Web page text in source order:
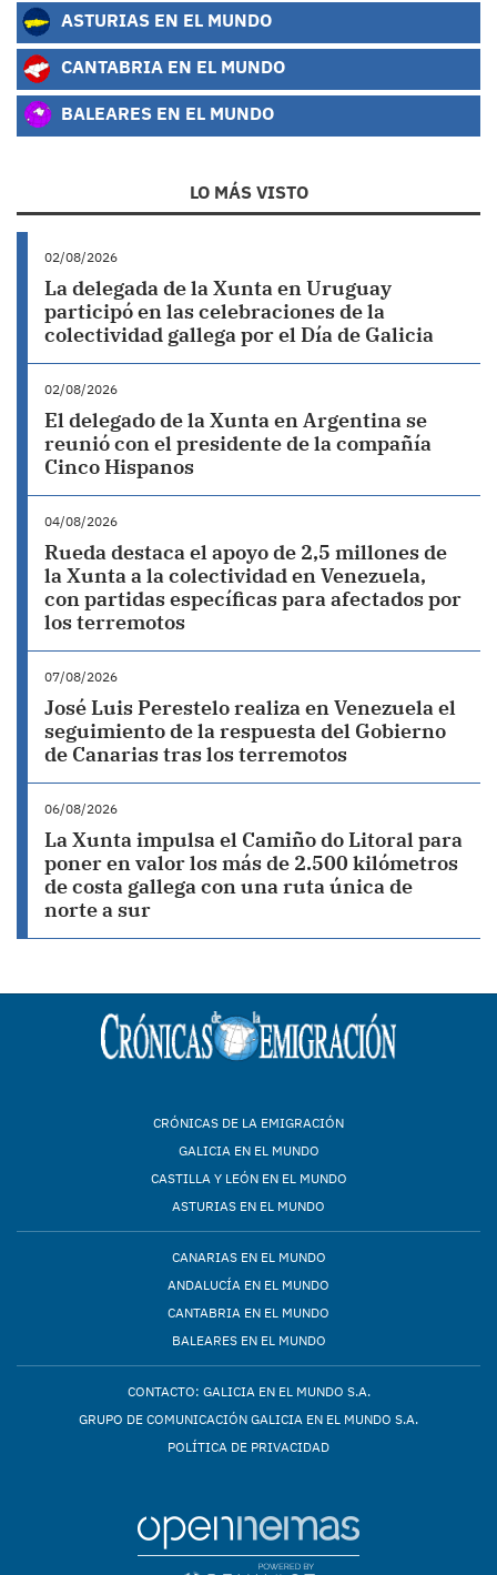
ASTURIAS EN EL MUNDO
CANTABRIA EN EL MUNDO
BALEARES EN EL MUNDO
LO MÁS VISTO
02/08/2026
La delegada de la Xunta en Uruguay
participó en las celebraciones de la
colectividad gallega por el Día de Galicia
02/08/2026
El delegado de la Xunta en Argentina se
reunió con el presidente de la compañía
Cinco Hispanos
04/08/2026
Rueda destaca el apoyo de 2,5 millones de
la Xunta a la colectividad en Venezuela,
con partidas específicas para afectados por
los terremotos
07/08/2026
José Luis Perestelo realiza en Venezuela el
seguimiento de la respuesta del Gobierno
de Canarias tras los terremotos
06/08/2026
La Xunta impulsa el Camiño do Litoral para
poner en valor los más de 2.500 kilómetros
de costa gallega con una ruta única de
norte a sur
CRÓNICAS DE LA EMIGRACIÓN
GALICIA EN EL MUNDO
CASTILLA Y LEÓN EN EL MUNDO
ASTURIAS EN EL MUNDO
CANARIAS EN EL MUNDO
ANDALUCÍA EN EL MUNDO
CANTABRIA EN EL MUNDO
BALEARES EN EL MUNDO
CONTACTO: GALICIA EN EL MUNDO S.A.
GRUPO DE COMUNICACIÓN GALICIA EN EL MUNDO S.A.
POLÍTICA DE PRIVACIDAD